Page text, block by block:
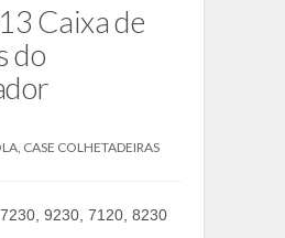
Caixa de
do
CASE COLHETADEIRAS
9230, 7120, 8230